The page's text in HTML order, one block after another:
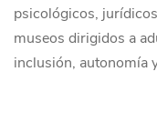
psicológicos,
museos dirigidos a
inclusión, autonomía